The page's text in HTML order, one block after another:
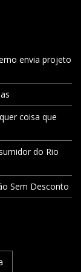
envia projeto
coisa que
do Rio
Sem Desconto